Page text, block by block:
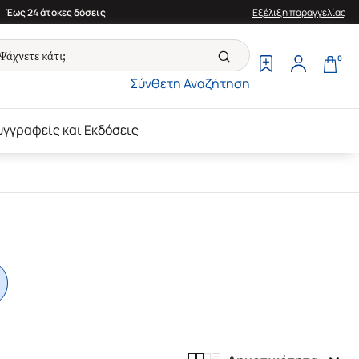
Έως 24 άτοκες δόσεις Εξέλιξη παραγγελίας
Σύνθετη Αναζήτηση
0
και Εκδόσεις